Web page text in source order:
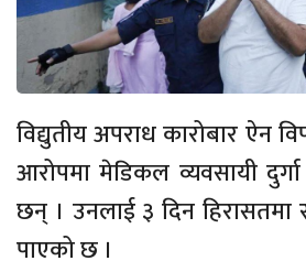
विद्युतीय अपराध कारोबार ऐन
आरोपमा मेडिकल व्यवसायी दुर्गा
छन् । उनलाई ३ दिन हिरासतमा
पाएको छ ।